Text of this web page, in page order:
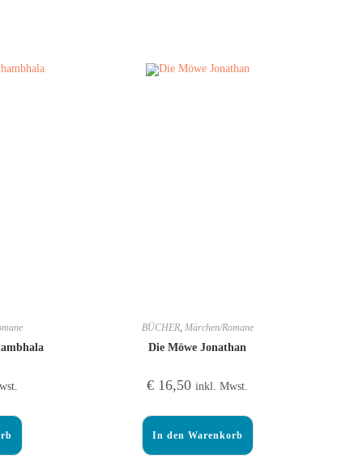
BÜCHER, Märchen/Romane
Die Möwe Jonathan
€ 16,50 inkl. Mwst.
In den Warenkorb